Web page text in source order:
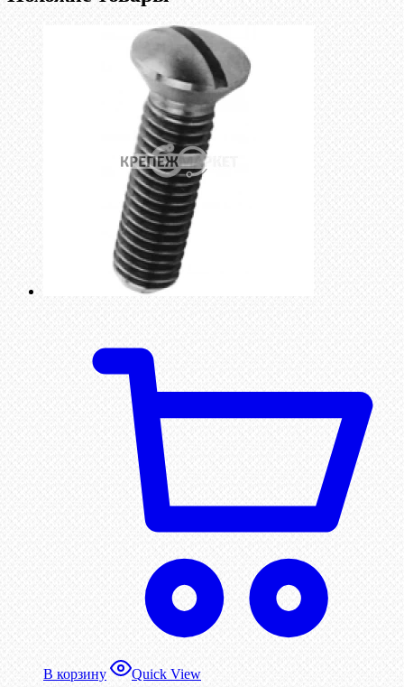
В корзину Quick View